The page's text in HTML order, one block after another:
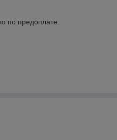
по предоплате.